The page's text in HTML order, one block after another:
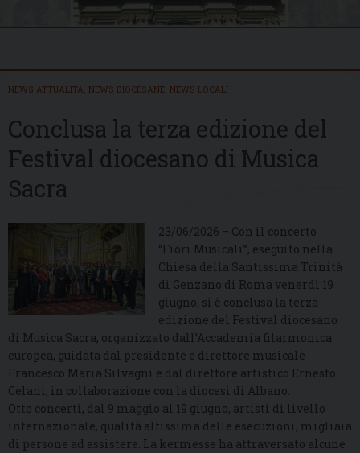
NEWS ATTUALITÀ NEWS DIOCESANE NEWS LOCALI
Conclusa la terza edizione del
Festival diocesano di Musica
Sacra
23/06/2026 – Con il concerto
“Fiori Musicali”, eseguito nella
Chiesa della Santissima Trinità
di Genzano di Roma venerdì 19
giugno, si è conclusa la terza
edizione del Festival diocesano
di Musica Sacra, organizzato dall’Accademia filarmonica
europea, guidata dal presidente e direttore musicale
Francesco Maria Silvagni e dal direttore artistico Ernesto
Celani, in collaborazione con la diocesi di Albano.
Otto concerti, dal 9 maggio al 19 giugno, artisti di livello
internazionale, qualità altissima delle esecuzioni, migliaia
di persone ad assistere. La kermesse ha attraversato alcune